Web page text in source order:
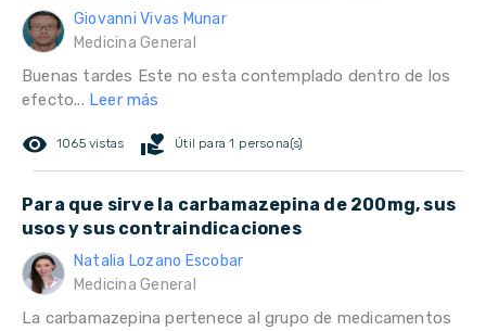
Giovanni Vivas Munar
Medicina General
Buenas tardes Este no esta contemplado dentro de los
efecto... Leer más
remove_red_eye 1065 vistas volunteer_activism Útil para 1 persona(s)
Para que sirve la carbamazepina de 200mg, sus
usos y sus contraindicaciones
Natalia Lozano Escobar
Medicina General
La carbamazepina pertenece al grupo de medicamentos